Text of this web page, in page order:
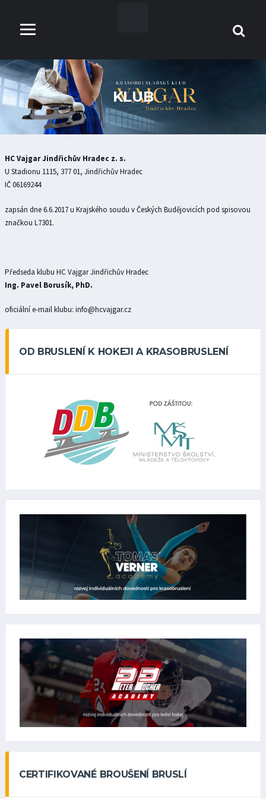
KLUB
HC Vajgar Jindřichův Hradec z. s.
U Stadionu 1115, 377 01, Jindřichův Hradec
IČ 06169244
zapsán dne 6.6.2017 u Krajského soudu v Českých Budějovicích pod spisovou
značkou L7301.
Předseda klubu HC Vajgar Jindřichův Hradec
Ing. Pavel Borusík, PhD.
oficiální e-mail klubu: info@hcvajgar.cz
OD BRUSLENÍ K HOKEJI A KRASOBRUSLENÍ
CERTIFIKOVANÉ BROUŠENÍ BRUSLÍ